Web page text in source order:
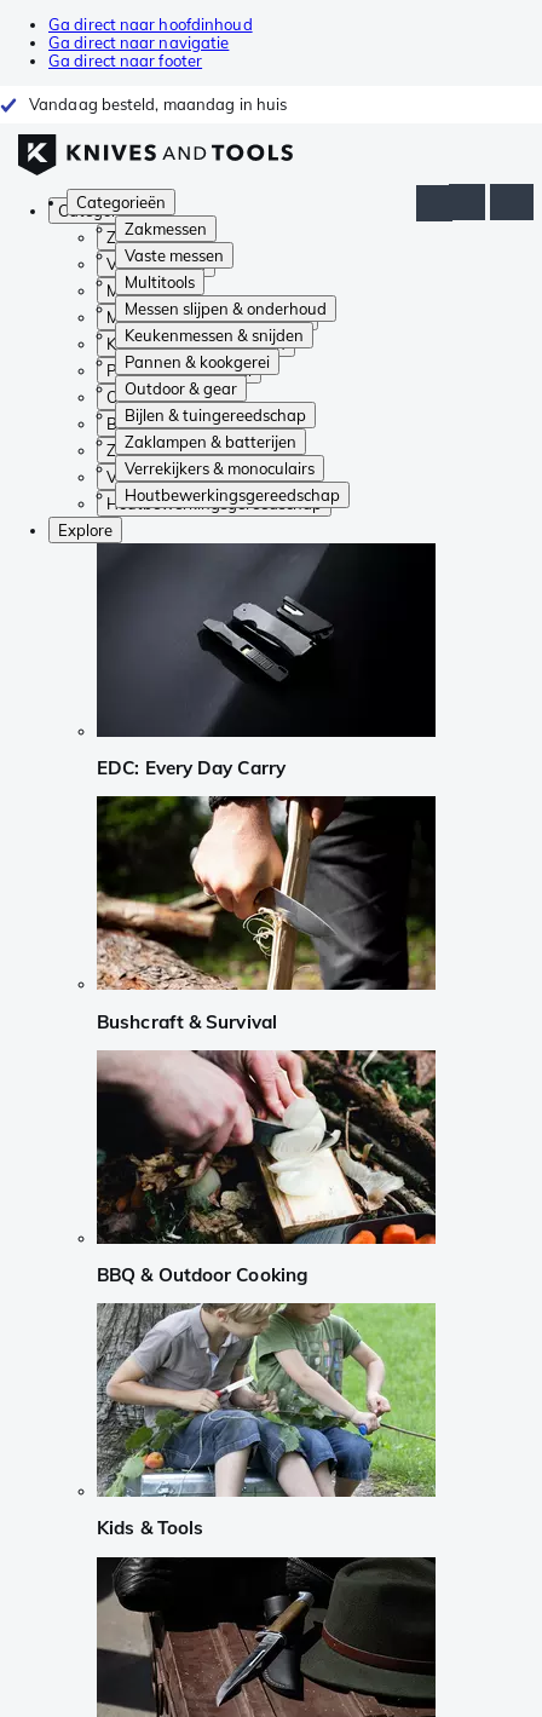
Ga direct naar hoofdinhoud
Ga direct naar navigatie
Ga direct naar footer
Vandaag besteld, maandag in huis
Categorieën
Zakmessen
Vaste messen
Multitools
Messen slijpen & onderhoud
Keukenmessen & snijden
Pannen & kookgerei
Outdoor & gear
Bijlen & tuingereedschap
Zaklampen & batterijen
Verrekijkers & monoculairs
Houtbewerkingsgereedschap
Categorieën
Zakmessen
Vaste messen
Multitools
Messen slijpen & onderhoud
Keukenmessen & snijden
Pannen & kookgerei
Outdoor & gear
Bijlen & tuingereedschap
Zaklampen & batterijen
Verrekijkers & monoculairs
Houtbewerkingsgereedschap
Explore
EDC: Every Day Carry
Bushcraft & Survival
BBQ & Outdoor Cooking
Kids & Tools